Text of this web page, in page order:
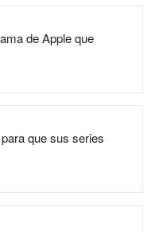
de Apple que
que sus series